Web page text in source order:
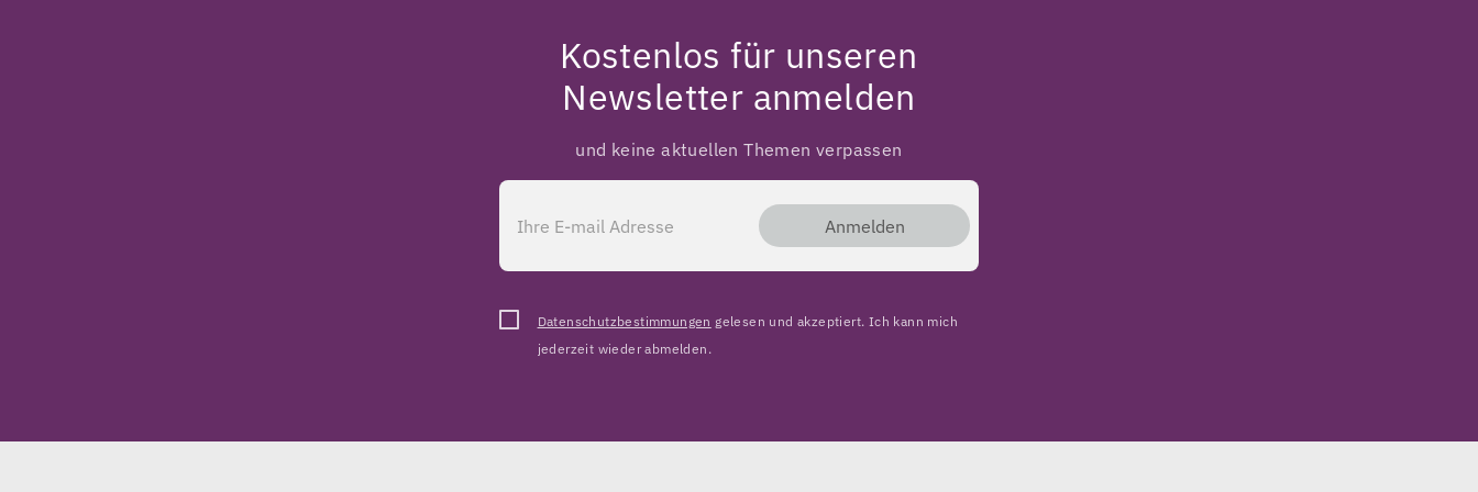
Kostenlos für unseren
Newsletter anmelden
und keine aktuellen Themen verpassen
Anmelden
Datenschutzbestimmungen gelesen und akzeptiert. Ich kann mich
jederzeit wieder abmelden.